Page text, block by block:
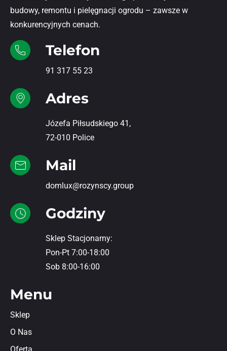
budowy, remontu i pielęgnacji ogrodu – zawsze w
konkurencyjnych cenach.
Telefon
91 317 55 23
Adres
Józefa Piłsudskiego 41,
72-010 Police
Mail
domlux@rozynscy.group
Godziny
Sklep Stacjonarny:
Pon-Pt 7:00-18:00
Sob 8:00-16:00
Menu
Sklep
O Nas